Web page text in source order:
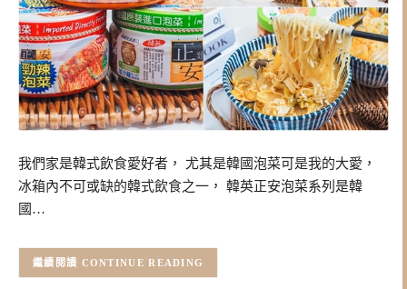
我們家是韓式飲食愛好者， 尤其是韓國泡菜可是我的大愛，
冰箱內不可或缺的韓式飲食之一， 韓英正安泡菜系列是韓
國…
CONTINUE READING